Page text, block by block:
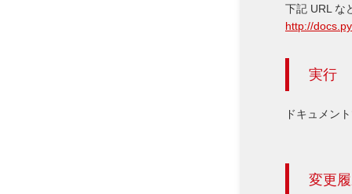
下記 URL な
http://
実行
ドキュメン
変更